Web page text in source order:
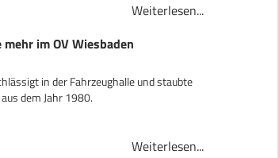
Weiterlesen...
mehr im OV Wiesbaden
in der Fahrzeughalle und staubte
dem Jahr 1980.
Weiterlesen...